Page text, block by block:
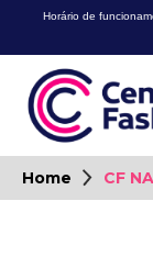
Horário de
Home CF